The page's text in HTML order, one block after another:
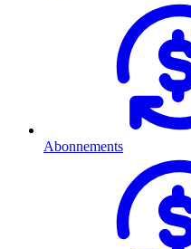
Abonnements